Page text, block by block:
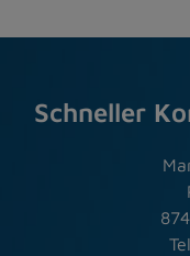
Schneller